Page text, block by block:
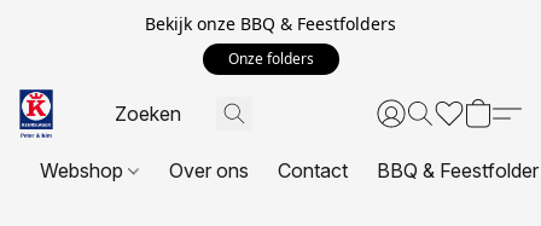
Bekijk onze BBQ & Feestfolders
Onze folders
Webshop Over ons Contact BBQ & Feestfolder